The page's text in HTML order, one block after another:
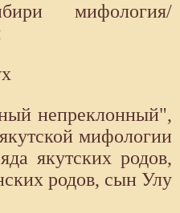
мифология/
непреклонный",
мифологии
якутских родов,
родов, сын Улу